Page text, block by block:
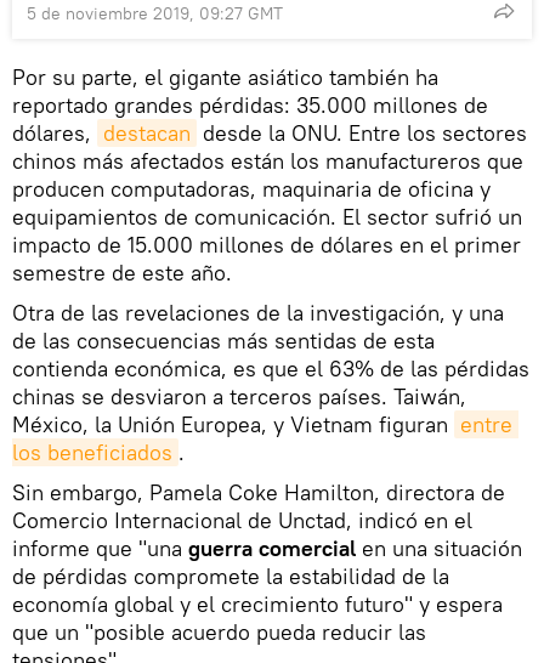
5 de noviembre 2019, 09:27 GMT
Por su parte, el gigante asiático también ha
reportado grandes pérdidas: 35.000 millones de
dólares, destacan desde la ONU. Entre los sectores
chinos más afectados están los manufactureros que
producen computadoras, maquinaria de oficina y
equipamientos de comunicación. El sector sufrió un
impacto de 15.000 millones de dólares en el primer
semestre de este año.
Otra de las revelaciones de la investigación, y una
de las consecuencias más sentidas de esta
contienda económica, es que el 63% de las pérdidas
chinas se desviaron a terceros países. Taiwán,
México, la Unión Europea, y Vietnam figuran entre
los beneficiados .
Sin embargo, Pamela Coke Hamilton, directora de
Comercio Internacional de Unctad, indicó en el
informe que "una guerra comercial en una situación
de pérdidas compromete la estabilidad de la
economía global y el crecimiento futuro" y espera
que un "posible acuerdo pueda reducir las